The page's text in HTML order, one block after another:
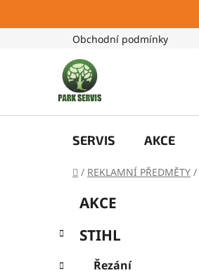
Obchodní podmínky
SERVIS AKCE
Domů
/ REKLAMNÍ PŘEDMĚTY /
s
r
kategorie
e
o
AKCE
STIHL
Řezání